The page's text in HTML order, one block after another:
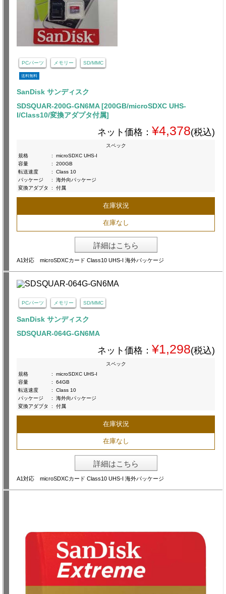
PCパーツ メモリー SD/MMC
送料無料
SanDisk サンディスク
SDSQUAR-200G-GN6MA [200GB/microSDXC UHS-
I/Class10/変換アダプタ付属]
ネット価格： ¥4,378(税込)
スペック
規格
:
microSDXC UHS-I
容量
:
200GB
転送速度
:
Class 10
パッケージ
:
海外向パッケージ
変換アダプタ
: 付属
在庫状況
在庫なし
詳細はこちら
A1対応 microSDXCカード Class10 UHS-I 海外パッケージ
PCパーツ メモリー SD/MMC
SanDisk サンディスク
SDSQUAR-064G-GN6MA
ネット価格： ¥1,298(税込)
スペック
規格
:
microSDXC UHS-I
容量
:
64GB
転送速度
:
Class 10
パッケージ
:
海外向パッケージ
変換アダプタ
: 付属
在庫状況
在庫なし
詳細はこちら
A1対応 microSDXCカード Class10 UHS-I 海外パッケージ